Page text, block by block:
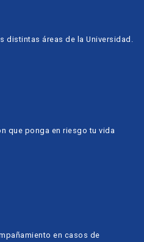
distintas áreas de la Universidad.
que ponga en riesgo tu vida
en casos de